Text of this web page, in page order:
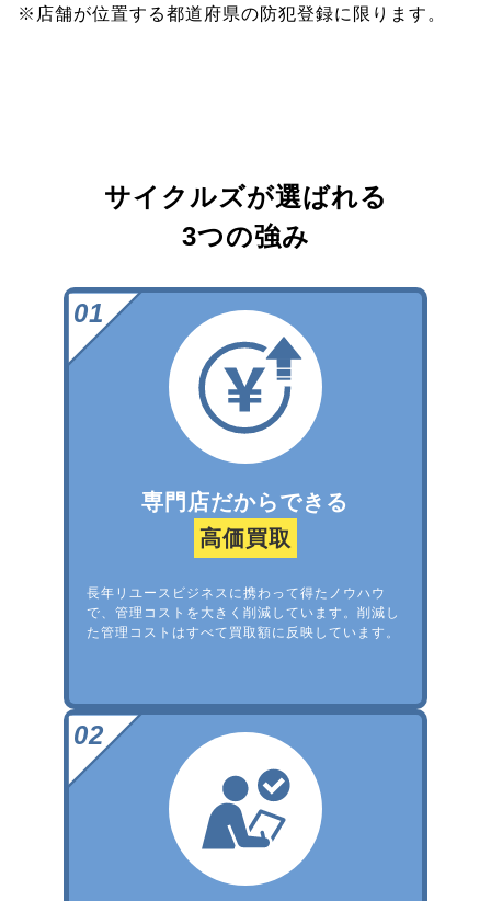
※店舗が位置する都道府県の防犯登録に限ります。
サイクルズが選ばれる
3つの強み
専門店だからできる
高価買取
長年リユースビジネスに携わって得たノウハウ
で、管理コストを大きく削減しています。削減し
た管理コストはすべて買取額に反映しています。